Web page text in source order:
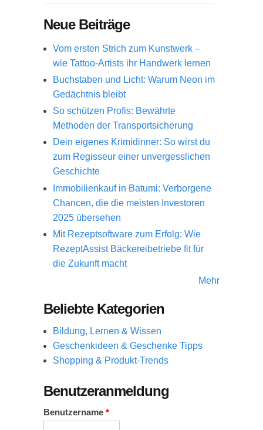
Neue Beiträge
Vom ersten Strich zum Kunstwerk –
wie Tattoo-Artists ihr Handwerk lernen
Buchstaben und Licht: Warum Neon im
Gedächtnis bleibt
So schützen Profis: Bewährte
Methoden der Transportsicherung
Dein eigenes Krimidinner: So wirst du
zum Regisseur einer unvergesslichen
Geschichte
Immobilienkauf in Batumi: Verborgene
Chancen, die die meisten Investoren
2025 übersehen
Mit Rezeptsoftware zum Erfolg: Wie
RezeptAssist Bäckereibetriebe fit für
die Zukunft macht
Mehr
Beliebte Kategorien
Bildung, Lernen & Wissen
Geschenkideen & Geschenke Tipps
Shopping & Produkt-Trends
Benutzeranmeldung
Benutzername *